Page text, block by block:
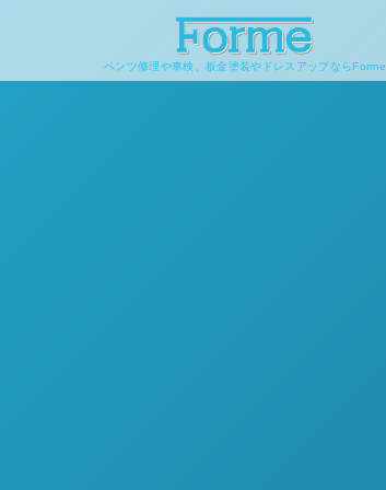
ベンツ修理や車検、板金塗装やドレスアップならForme